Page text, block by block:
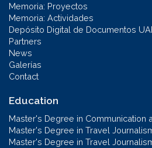
Memoria: Proyectos
Memoria: Actividades
Depósito Digital de Documentos
Partners
News
Galerías
Contact
Education
Master's Degree in Communication
Master's Degree in Travel
Master's Degree in Travel